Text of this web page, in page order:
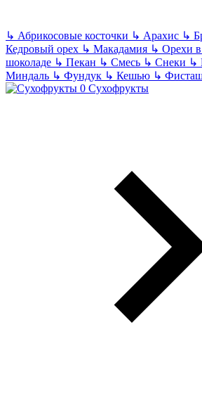
↳ Абрикосовые косточки ↳ Арахис ↳
Кедровый орех ↳ Макадамия ↳ Орехи в
шоколаде ↳ Пекан ↳ Смесь ↳ Снеки ↳
Миндаль ↳ Фундук ↳ Кешью ↳
Сухофрукты